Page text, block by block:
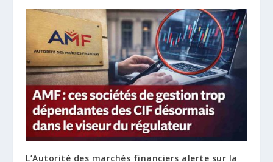
L’Autorité des marchés financiers alerte sur la